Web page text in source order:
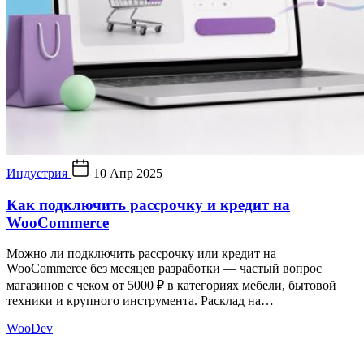
Индустрия 10 Апр 2025
Как подключить рассрочку и кредит на
WooCommerce
Можно ли подключить рассрочку или кредит на
WooCommerce без месяцев разработки — частый вопрос
магазинов с чеком от 5000 ₽ в категориях мебели, бытовой
техники и крупного инструмента. Расклад на…
WooDev